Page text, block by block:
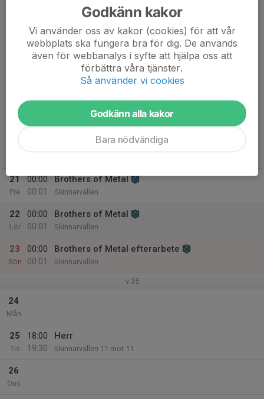
18:00
19:30
Herr
Skinnarvallen 11 mot 11
Tor Skinnarvallen
Division 5 Herr Dalarna
21
Fre
00:00
00:01
Brothers of Metal
Skinnarvallen
22
Lör
00:00
00:01
Brothers of Metal
Skinnarvallen
23
Sön
00:00
00:01
Brothers of Metal efterarbete
Skinnarvallen
v.35
24
Mån
25
Tis
18:00
19:30
Herr
Skinnarvallen 11 mot 11
26
Ons
Godkänn kakor
Vi använder oss av kakor (cookies) för att vår
webbplats ska fungera bra för dig. De används
även för webbanalys i syfte att hjälpa oss att
förbättra våra tjänster.
Så använder vi cookies
Godkänn alla kakor
Bara nödvändiga